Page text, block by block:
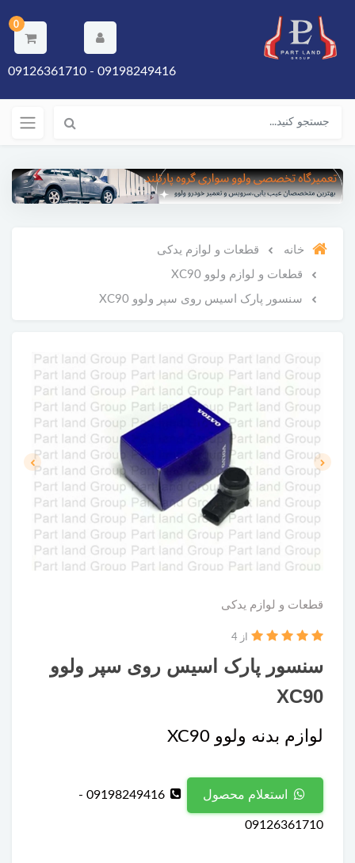
0
09198249416 - 09126361710
خانه قطعات و لوازم یدکی
قطعات و لوازم ولوو XC90
سنسور پارک اسیس روی سپر ولوو XC90
قطعات و لوازم یدکی
سنسور پارک اسیس روی سپر ولوو
XC90
از 4
لوازم بدنه ولوو XC90
استعلام محصول 09198249416 -
09126361710